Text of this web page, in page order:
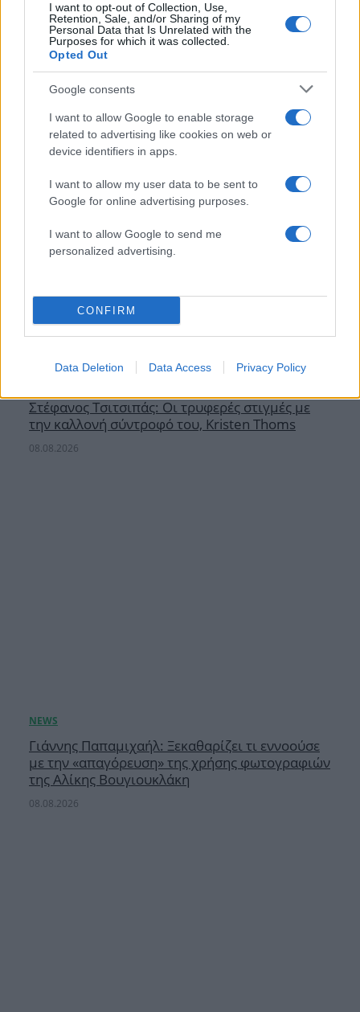
I want to opt-out of Collection, Use,
Retention, Sale, and/or Sharing of my
Personal Data that Is Unrelated with the
Purposes for which it was collected.
Opted Out
Google consents
I want to allow Google to enable storage
related to advertising like cookies on web or
device identifiers in apps.
I want to allow my user data to be sent to
Google for online advertising purposes.
I want to allow Google to send me
personalized advertising.
CONFIRM
Data Deletion Data Access Privacy Policy
Ιωάννα Τούνη: «Έβγαλα όλο το βράδυ στο
νοσοκομείο με ορούς και αντιβιώσεις»
Στέφανος Τσιτσιπάς: Οι τρυφερές στιγμές με
την καλλονή σύντροφό του, Kristen Thoms
08.08.2026
Γιάννης Παπαμιχαήλ: Ξεκαθαρίζει τι εννοούσε
με την «απαγόρευση» της χρήσης φωτογραφιών
της Αλίκης Βουγιουκλάκη
08.08.2026